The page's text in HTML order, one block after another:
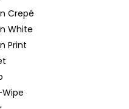
Crepé
White
Print
Wipe
RUČNÍKY